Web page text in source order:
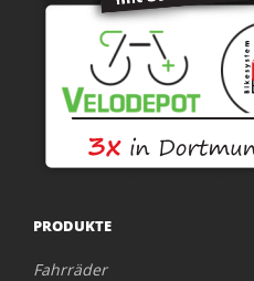
PRODUKTE
Fahrräder